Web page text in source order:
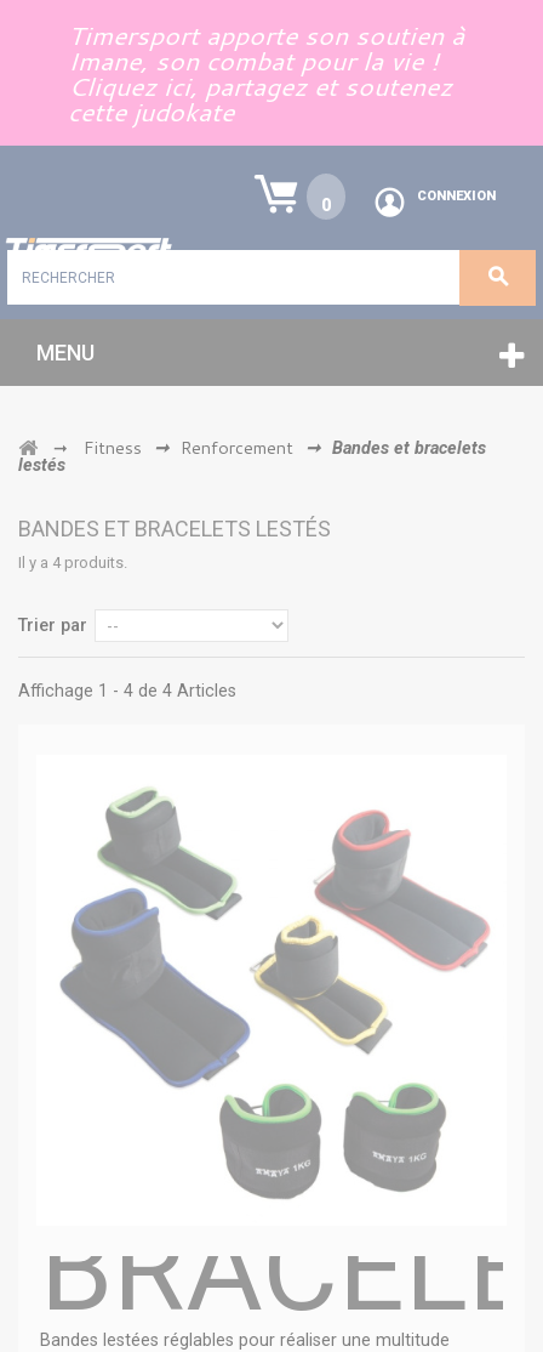
Timersport apporte son soutien à
Imane, son combat pour la vie !
Cliquez ici, partagez et soutenez
cette judokate
0 CONNEXION
MENU
➞ Fitness ➞ Renforcement ➞ Bandes et bracelets
lestés
BANDES ET BRACELETS LESTÉS
Il y a 4 produits.
Trier par
Affichage 1 - 4 de 4 Articles
Bandes lestées réglables pour réaliser une multitude